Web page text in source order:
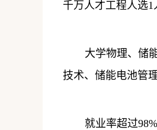
千万人才工程人选1
大学物理、储
技术、储能电池管
就业率超过98%